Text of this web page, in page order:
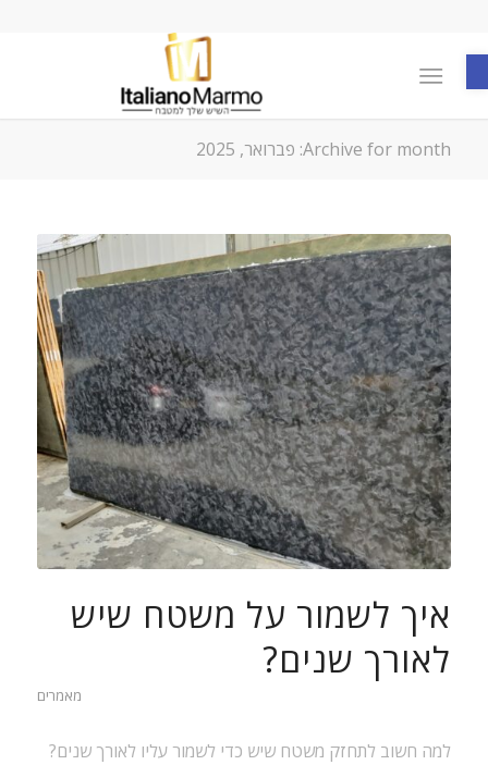
פתח סרגל נגישות
Archive for month: פברואר, 2025
איך לשמור על משטח שיש
לאורך שנים?
מאמרים
למה חשוב לתחזק משטח שיש כדי לשמור עליו לאורך שנים?